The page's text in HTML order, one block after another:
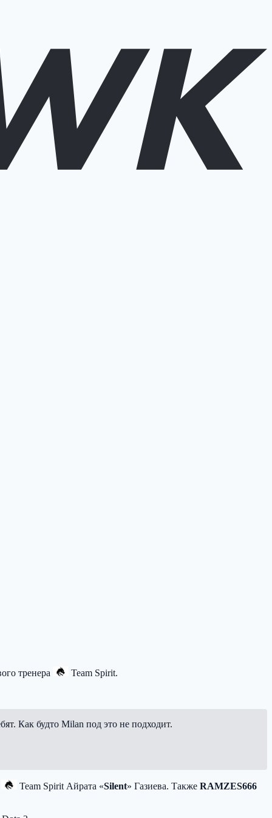
тренера Team Spirit.
Как будто Milan под это не подходит.
Team Spirit Айрата «Silent» Газиева. Также RAMZES666